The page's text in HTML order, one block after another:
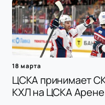
18 марта
ЦСКА принимает
КХЛ на ЦСКА Арене